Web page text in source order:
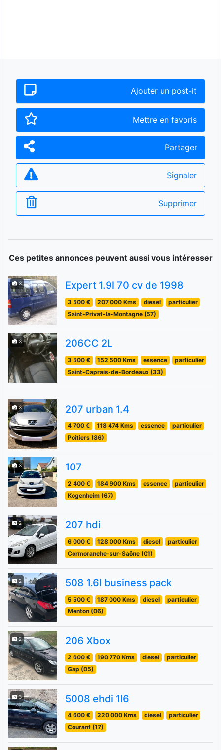
Ajouter un post-it
Mettre en favoris
Partager
Signaler
Supprimer
Ces petites annonces peuvent aussi vous intéresser
3 Expert 1.9l 70 cv de 1998
3 500 € 207 000 Kms diesel
particulier
Saint-Privat-la-Montagne (57)
3 206CC 2L
3 500 € 152 500 Kms essence
particulier
Saint-Caprais-de-Bordeaux (33)
3 207 urban 1.4
4 700 € 118 474 Kms essence
particulier
Poitiers (86)
3 107
2 400 € 184 900 Kms essence
particulier
Kogenheim (67)
2 207 hdi
6 000 € 128 000 Kms diesel
particulier
Cormoranche-sur-Saône (01)
2 508 1.6l business pack
5 500 € 187 000 Kms diesel
particulier
Menton (06)
2 206 Xbox
2 600 € 190 770 Kms diesel
particulier
Gap (05)
3 5008 ehdi 1l6
4 600 € 220 000 Kms diesel
particulier
Courant (17)